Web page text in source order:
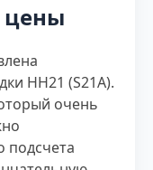
цены
НН21 (S21A).
очень
подсчета